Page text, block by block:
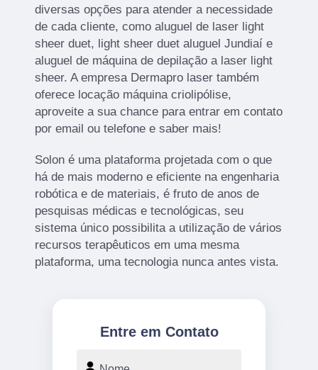
diversas opções para atender a necessidade
de cada cliente, como aluguel de laser light
sheer duet, light sheer duet aluguel Jundiaí e
aluguel de máquina de depilação a laser light
sheer. A empresa Dermapro laser também
oferece locação máquina criolipólise,
aproveite a sua chance para entrar em contato
por email ou telefone e saber mais!
Solon é uma plataforma projetada com o que
há de mais moderno e eficiente na engenharia
robótica e de materiais, é fruto de anos de
pesquisas médicas e tecnológicas, seu
sistema único possibilita a utilização de vários
recursos terapêuticos em uma mesma
plataforma, uma tecnologia nunca antes vista.
Entre em Contato